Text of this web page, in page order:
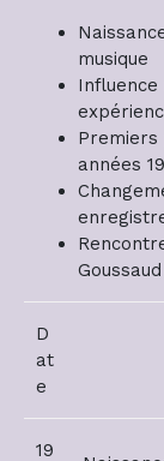
musique
Influence
Premiers
années
Goussaud
D
at
e
19